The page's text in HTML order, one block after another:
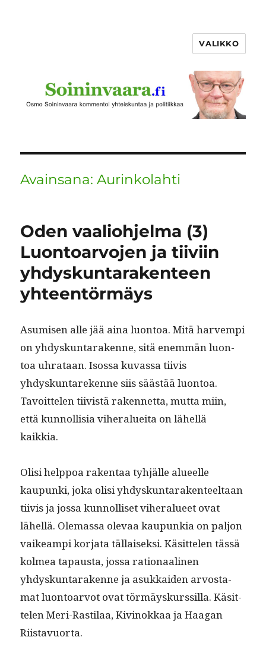
VALIKKO
Avainsana:Aurinkolahti
Oden vaaliohjelma (3)
Luontoarvojen ja tiiviin
yhdyskuntarakenteen
yhteentörmäys
Asumisen alle jää aina luon­toa. Mitä harvem­pi
on yhdyskun­tarakenne, sitä enem­män luon­
toa uhrataan. Isos­sa kuvas­sa tiivis
yhdyskuntarekenne siis säästää luon­toa.
Tavoit­te­len tiivistä raken­net­ta, mut­ta miin,
että kun­nol­lisia viher­aluei­ta on lähel­lä
kaikkia.
Olisi help­poa rak­en­taa tyhjälle alueelle
kaupun­ki, joka olisi yhdyskun­tarak­en­teeltaan
tiivis ja jos­sa kun­nol­liset viher­alueet ovat
lähel­lä. Ole­mas­sa ole­vaa kaupunkia on paljon
vaikeampi kor­ja­ta täl­laisek­si. Käsit­te­len tässä
kolmea tapaus­ta, jos­sa ratio­naa­li­nen
yhdyskun­tarakenne ja asukkaiden arvosta­
mat luon­toar­vot ovat tör­mäyskurssil­la. Käsit­
te­len Meri-Rasti­laa, Kivi­nokkaa ja Haa­gan
Riistavuorta.